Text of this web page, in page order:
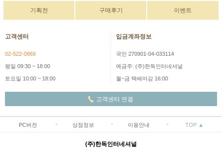
기획전 구매후기 이벤트
고객센터
02-522-0869
평일 09:30 ~ 18:00
토요일 10:00 ~ 18:00
입금계좌정보
국민 270901-04-033114
예금주: (주)한독인터네셔널
월~금 택배마감 16:00
고객센터 연결
PC버전 상점정보 이용안내 TOP ▲
(주)한독인터네셔널